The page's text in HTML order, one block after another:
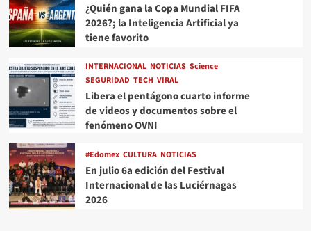
¿Quién gana la Copa Mundial FIFA
2026?; la Inteligencia Artificial ya
tiene favorito
INTERNACIONAL NOTICIAS Science
SEGURIDAD TECH VIRAL
Libera el pentágono cuarto informe
de videos y documentos sobre el
fenómeno OVNI
#Edomex CULTURA NOTICIAS
En julio 6a edición del Festival
Internacional de las Luciérnagas
2026